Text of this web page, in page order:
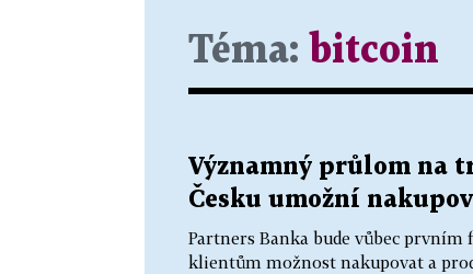
Téma: bitcoin
Významný průlom na
Česku umožní
Partners Banka bude vůbec
klientům možnost nakupovat a